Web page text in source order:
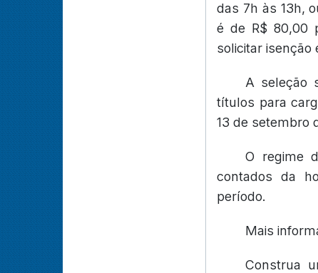
das 7h às 13h,
é de R$ 80,00
solicitar isenção
A seleção
títulos para
13 de setembro
O regime
contados da
período.
Mais
Construa